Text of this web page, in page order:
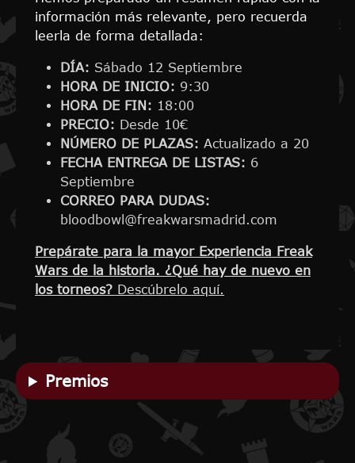
información más relevante, pero recuerda
leerla de forma detallada:
DÍA: Sábado 12 Septiembre
HORA DE INICIO: 9:30
HORA DE FIN: 18:00
PRECIO: Desde 10€
NÚMERO DE PLAZAS: Actualizado a 20
FECHA ENTREGA DE LISTAS: 6
Septiembre
CORREO PARA DUDAS:
bloodbowl@freakwarsmadrid.com
Prepárate para la mayor Experiencia Freak
Wars de la historia. ¿Qué hay de nuevo en
los torneos? Descúbrelo aquí.
Premios